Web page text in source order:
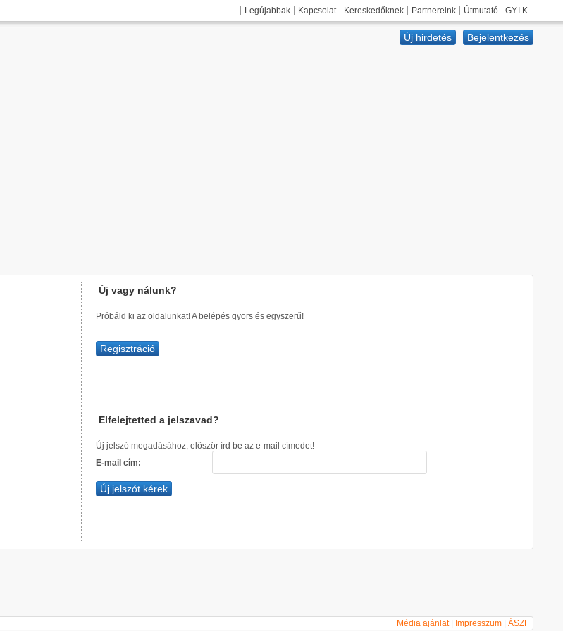
Útmutató - GY.I.K.
Partnereink
Kereskedőknek
Kapcsolat
Legújabbak
Bejelentkezés
Új hirdetés
Új vagy nálunk?
Próbáld ki az oldalunkat! A belépés gyors és egyszerű!
Regisztráció
Elfelejtetted a jelszavad?
Új jelszó megadásához, először írd be az e-mail címedet!
E-mail cím:
Média ajánlat| Impresszum ÁSZF